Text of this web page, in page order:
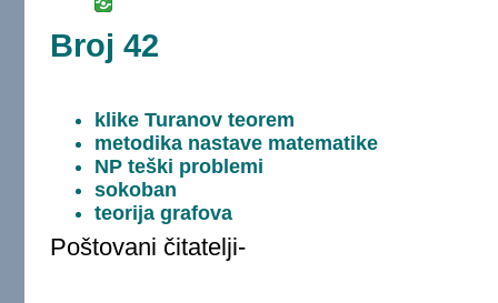
Broj 42
klike Turanov teorem
metodika nastave matematike
NP teški problemi
sokoban
teorija grafova
Poštovani čitatelji-